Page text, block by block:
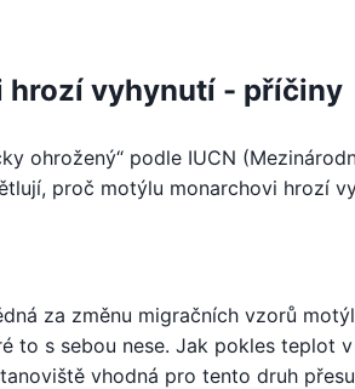
hrozí vyhynutí - příčiny
ohrožený“ podle IUCN
proč motýlu monarchovi hrozí
za změnu migračních vzorů
to s sebou nese. Jak pokles teplot
vhodná pro tento druh